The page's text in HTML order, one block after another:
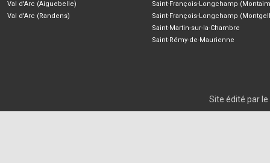
Val d'Arc (Aiguebelle)
Val d'Arc (Randens)
Saint-François-Longchamp
Saint-François-Longchamp
Saint-Martin-sur-la-Chambre
Saint-Rémy-de-Maurienne
Site édité par